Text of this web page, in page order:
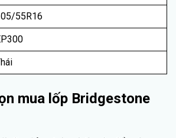
55R16
mua lốp Bridgestone